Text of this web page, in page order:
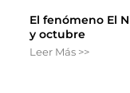
El fenómeno El
y octubre
Leer Más >>